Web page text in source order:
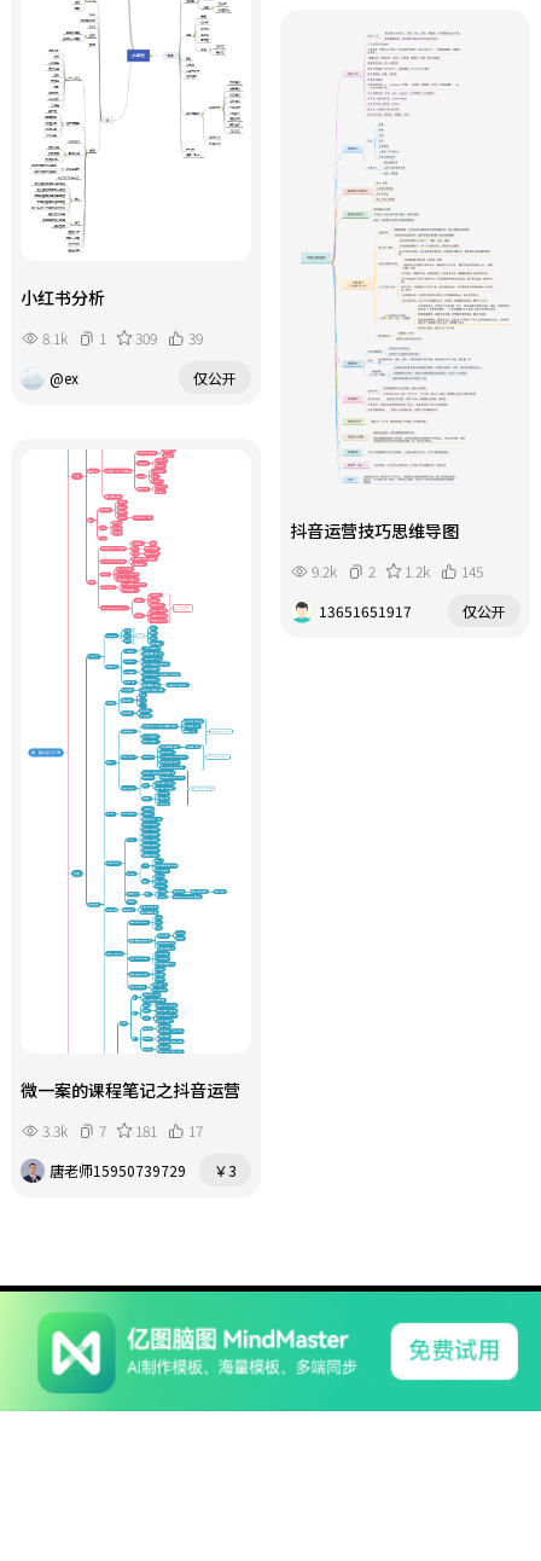
小红书分析
8.1k 1 309
39
@ex
仅公开
抖音运营技巧思维导图
9.2k 2 1.2k
145
13651651917
仅公开
微一案的课程笔记之抖音运营
3.3k 7 181
17
唐老师15950739729
￥3